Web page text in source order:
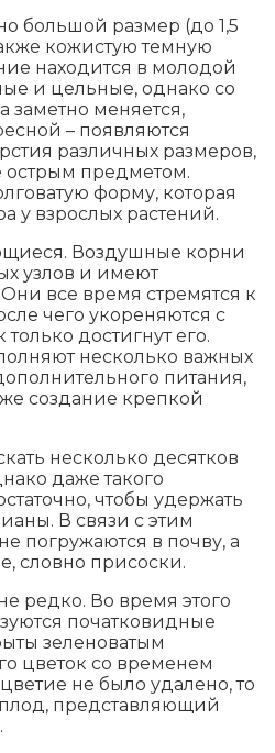
большой размер (до 1,5
кожистую темную
находится в молодой
и цельные, однако со
заметно меняется,
– появляются
различных размеров,
острым предметом.
форму, которая
у взрослых растений.
Воздушные корни
узлов и имеют
все время стремятся к
чего укореняются с
достигнут его.
несколько важных
питания,
создание крепкой
несколько десятков
даже такого
чтобы удержать
В связи с этим
погружаются в почву, а
словно присоски.
редко. Во время этого
початковидные
зеленоватым
цветок со временем
не было удалено, то
представляющий